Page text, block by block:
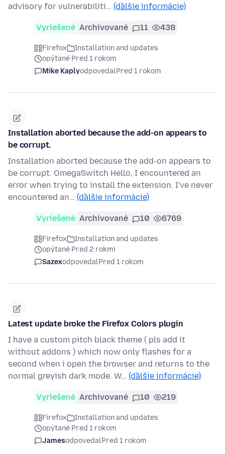
advisory for vulnerabiliti… (ďalšie informácie)
Vyriešené Archivované 11 438
Firefox
Installation and updates
opýtané Pred 1 rokom
Mike KaplyodpovedalPred 1 rokom
Installation aborted because the add-on appears to
be corrupt.
Installation aborted because the add-on appears to
be corrupt. OmegaSwitch Hello, I encountered an
error when trying to install the extension. I've never
encountered an… (ďalšie informácie)
Vyriešené Archivované 10 6769
Firefox
Installation and updates
opýtané Pred 2 rokmi
SazexodpovedalPred 1 rokom
Latest update broke the Firefox Colors plugin
I have a custom pitch black theme ( pls add it
without addons ) which now only flashes for a
second when i open the browser and returns to the
normal greyish dark mode. W… (ďalšie informácie)
Vyriešené Archivované 10 219
Firefox
Installation and updates
opýtané Pred 1 rokom
JamesodpovedalPred 1 rokom